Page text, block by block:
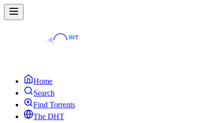
Home
Search
Find Torrents
The DHT